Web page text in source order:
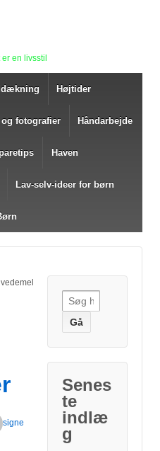
en livsstil
Højtider
og fotografier Håndarbejde
Haven
Lav-selv-ideer for børn
signe
Søg efter:
Senes
te
indlæ
g